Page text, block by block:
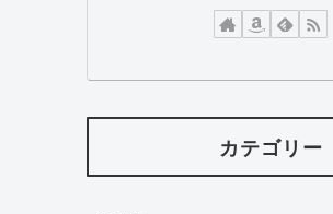
カテゴリー